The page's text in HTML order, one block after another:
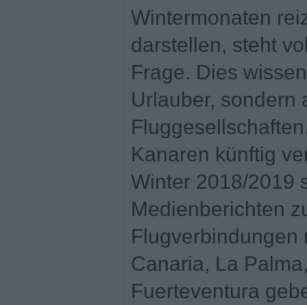
Wintermonaten
darstellen, steht
Frage. Dies
Urlauber, sondern
Kanaren künftig
Winter 2018/2019
Medienberichten
Flugverbindungen
Canaria, La
Fuerteventura